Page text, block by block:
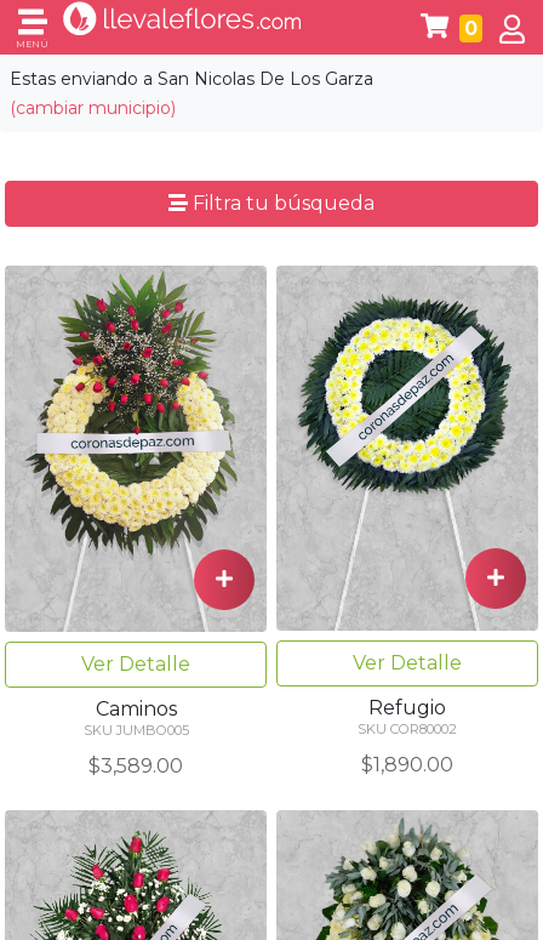
Estas enviando a San Nicolas De Los Garza
(cambiar municipio)
MENÚ
0
Filtra tu búsqueda
Ver Detalle
Caminos
SKU JUMBO005
$3,589.00
Ver Detalle
Refugio
SKU COR80002
$1,890.00